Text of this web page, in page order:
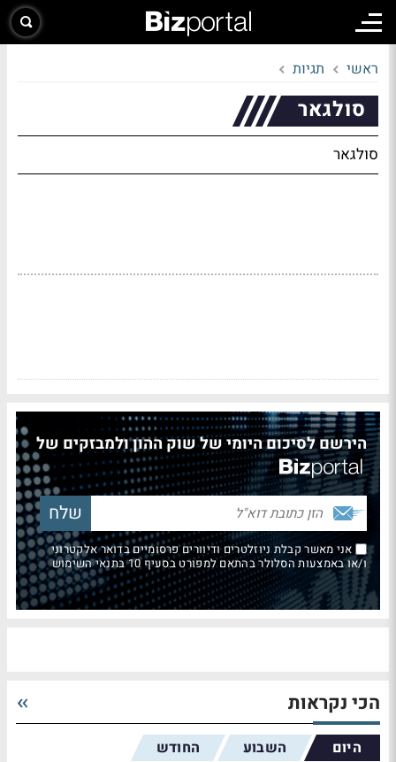
ראשי תגיות
סולגאר
סולגאר
הירשם לסיכום היומי של שוק ההון ולמבזקים של
אני מאשר קבלת ניוזלטרים ודיוורים פרסומיים בדואר אלקטרוני
ו/או באמצעות הסלולר בהתאם למפורט בסעיף 10 בתנאי השימוש
הכי נקראות
היום השבוע החודש